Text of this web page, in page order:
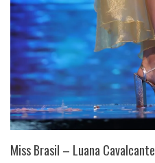
Miss Brasil – Luana Cavalcante